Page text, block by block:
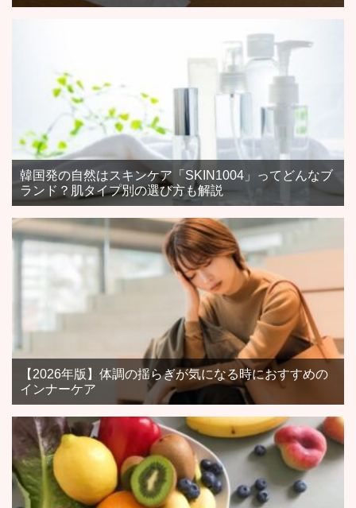
韓国発の自然はスキンケア「SKIN1004」ってどんなブ
ランド？肌タイプ別の選び方も解説
【2026年版】体調の揺らぎが気になる時におすすめの
インナーケア